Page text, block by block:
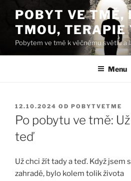
obsahu
webu
POBYT VE TMĚ,
TMOU, TERAPIE
Pobytem ve tmě k věčnému světlu a
Menu
PUBLIKOVÁNO
12.10.2024 OD POBYTVETME
Po pobytu ve tmě:
teď
Už chci žít tady a teď. Když jsem
zahradě, bylo kolem tolik života